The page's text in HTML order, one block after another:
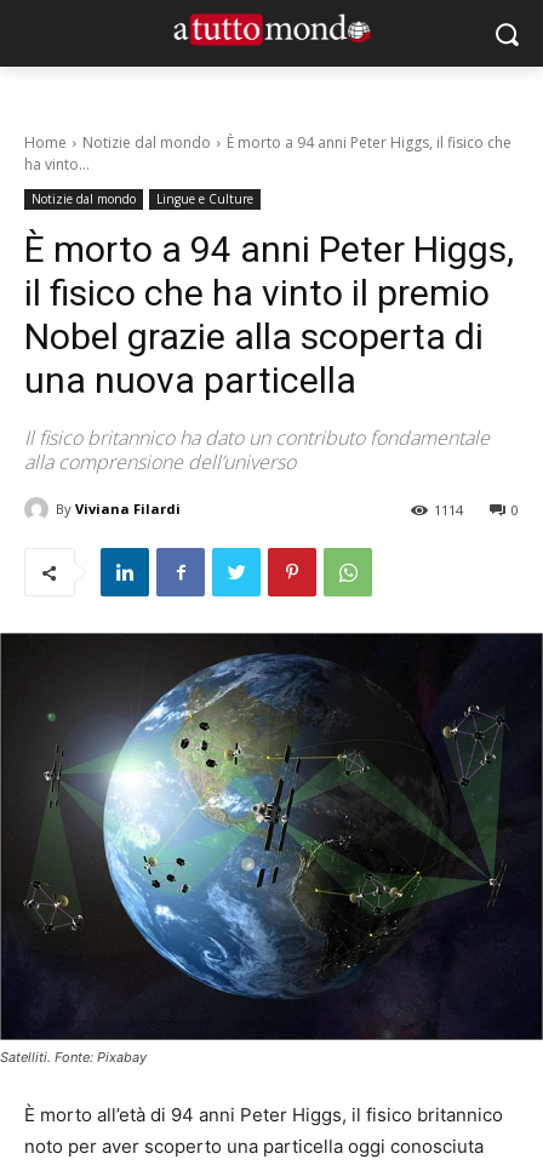
Home Notizie dal mondo
È morto a 94 anni Peter Higgs, il fisico che
ha vinto...
Notizie dal mondo Lingue e Culture
È morto a 94 anni Peter Higgs,
il fisico che ha vinto il premio
Nobel grazie alla scoperta di
una nuova particella
Il fisico britannico ha dato un contributo fondamentale
alla comprensione dell’universo
By Viviana Filardi 0
1114
Satelliti. Fonte: Pixabay
È morto all’età di 94 anni Peter Higgs, il fisico britannico
noto per aver scoperto una particella oggi conosciuta